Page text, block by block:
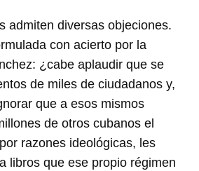
admiten diversas objeciones.
con acierto por la
¿cabe aplaudir que se
de miles de ciudadanos y,
que a esos mismos
de otros cubanos el
razones ideológicas, les
libros que ese propio régimen